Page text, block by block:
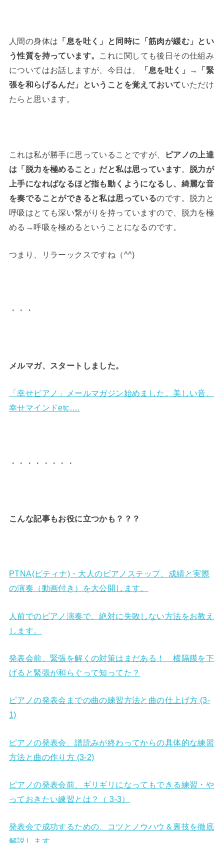
人間の身体は 「息を吐く」と同時に「筋肉が緩む」とい
う性質を持っています。 これに関しても後日その仕組み
についてはお話しますが、今日は、
「息を吐く」→「緊
張を和らげるんだ」ということを覚えておいていただけ
たらと思います。
これは私が勝手に思っていることですが、
ピアノの上達
は「脱力を極めること」だと私は思っています。 脱力が
上手になればなるほど指も動くようになるし、綺麗な音
を奏でることができると私は思っているのです。脱力と
呼吸はとても深い繋がりを持っていますので、脱力を極
める→呼吸を極めるということになるのです。
つまり、リラーックスですね（^^)
・・・
メルマガ、スタートしました。
「幸せピアノ」メールマガジン始めました。美しい音、
幸せマインドetc….
・・・・・・・・
こんな記事もお役に立つかも？？？
PTNA(ピティナ)・大人のピアノステップ、成績と実際
の演奏（動画付き）を大公開します。
人前でのピアノ演奏で、絶対に失敗しない方法をお教え
します。
発表会前、緊張を解くの対策はまだある！ 横隔膜を下
げると緊張が和らぐって知ってた？
ピアノの発表会までの曲の練習方法と曲の仕上げ方 (3-
1)
ピアノの発表会、譜読みが終わってからの具体的な練習
方法と曲の作り方 (3-2)
ピアノの発表会前、ギリギリになってもできる練習・や
っておきたい練習とは？（ 3-3）
発表会で成功するための、コツとノウハウ＆裏技を徹底